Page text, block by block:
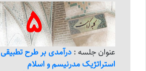
5
عنوان جلسه : درآمدی بر طرح تطبیقی
استراتژیک مدرنیسم و اسلام